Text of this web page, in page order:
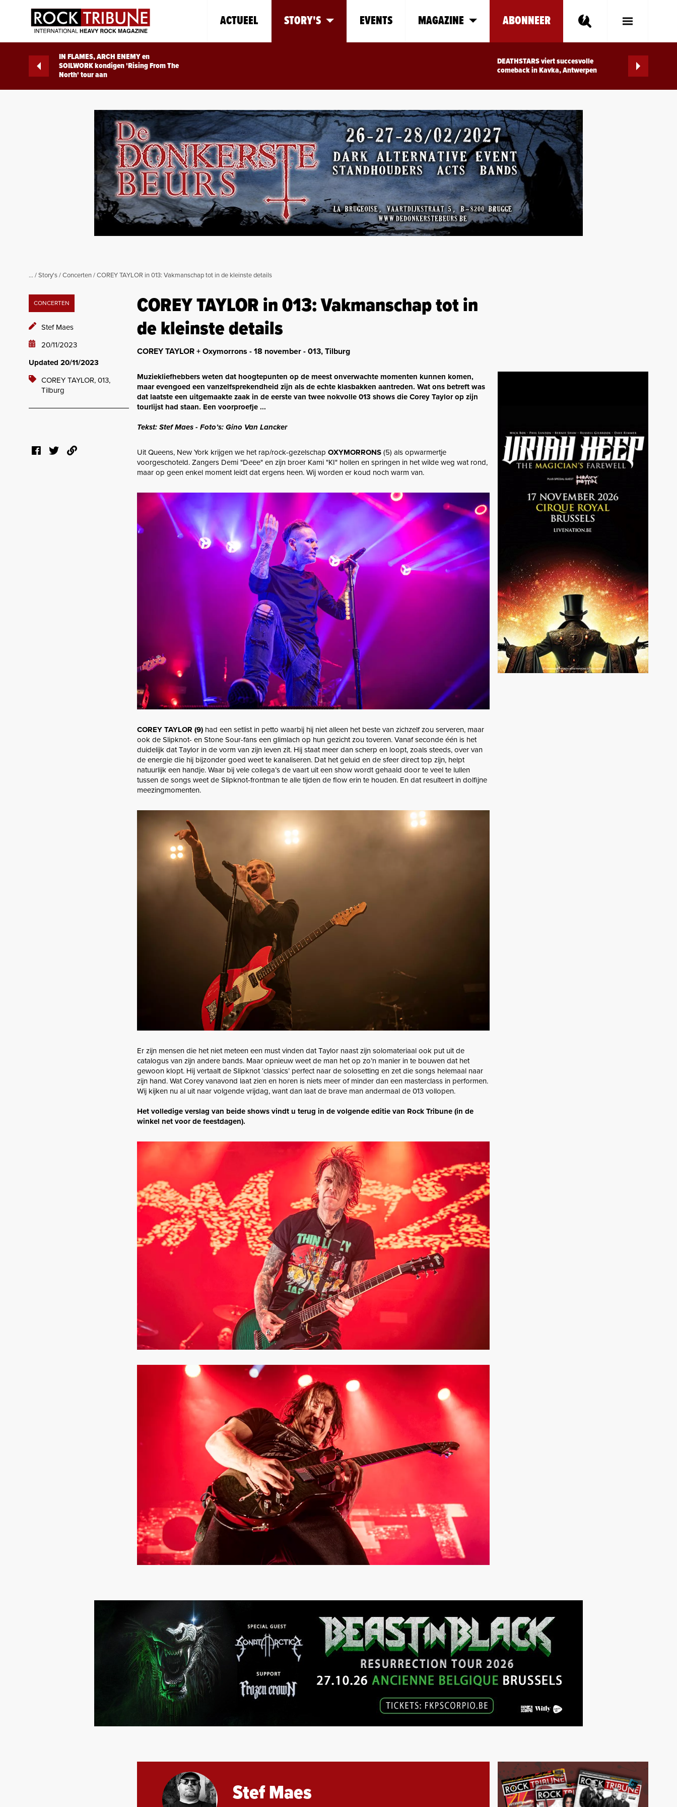
ACTUEEL STORY'S EVENTS MAGAZINE ABONNEER
Toggle
IN FLAMES, ARCH ENEMY en
SOILWORK kondigen 'Rising From The
North' tour aan
DEATHSTARS viert succesvolle
comeback in Kavka, Antwerpen
... /Story's/Concerten/COREY TAYLOR in 013: Vakmanschap tot in de kleinste details
CONCERTEN
Stef Maes
20/11/2023
Updated 20/11/2023
COREY TAYLOR, 013,
Tilburg
COREY TAYLOR in 013: Vakmanschap tot in
de kleinste details
COREY TAYLOR + Oxymorrons - 18 november - 013, Tilburg
Muziekliefhebbers weten dat hoogtepunten op de meest onverwachte momenten kunnen komen,
maar evengoed een vanzelfsprekendheid zijn als de echte klasbakken aantreden. Wat ons betreft was
dat laatste een uitgemaakte zaak in de eerste van twee nokvolle 013 shows die Corey Taylor op zijn
tourlijst had staan. Een voorproefje ...
Tekst: Stef Maes - Foto’s: Gino Van Lancker
Uit Queens, New York krijgen we het rap/rock-gezelschap OXYMORRONS (5) als opwarmertje
voorgeschoteld. Zangers Demi "Deee" en zijn broer Kami "KI" hollen en springen in het wilde weg wat rond,
maar op geen enkel moment leidt dat ergens heen. Wij worden er koud noch warm van.
COREY TAYLOR (9) had een setlist in petto waarbij hij niet alleen het beste van zichzelf zou serveren, maar
ook de Slipknot- en Stone Sour-fans een glimlach op hun gezicht zou toveren. Vanaf seconde één is het
duidelijk dat Taylor in de vorm van zijn leven zit. Hij staat meer dan scherp en loopt, zoals steeds, over van
de energie die hij bijzonder goed weet te kanaliseren. Dat het geluid en de sfeer direct top zijn, helpt
natuurlijk een handje. Waar bij vele collega’s de vaart uit een show wordt gehaald door te veel te lullen
tussen de songs weet de Slipknot-frontman te alle tijden de flow erin te houden. En dat resulteert in dolfijne
meezingmomenten.
Er zijn mensen die het niet meteen een must vinden dat Taylor naast zijn solomateriaal ook put uit de
catalogus van zijn andere bands. Maar opnieuw weet de man het op zo’n manier in te bouwen dat het
gewoon klopt. Hij vertaalt de Slipknot ‘classics’ perfect naar de solosetting en zet die songs helemaal naar
zijn hand. Wat Corey vanavond laat zien en horen is niets meer of minder dan een masterclass in performen.
Wij kijken nu al uit naar volgende vrijdag, want dan laat de brave man andermaal de 013 vollopen.
Het volledige verslag van beide shows vindt u terug in de volgende editie van Rock Tribune (in de
winkel net voor de feestdagen).
Stef Maes